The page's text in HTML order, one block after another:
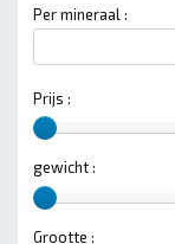
Per mineraal :
Prijs :
gewicht :
Grootte :